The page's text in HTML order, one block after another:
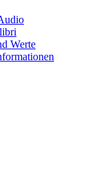
Werte